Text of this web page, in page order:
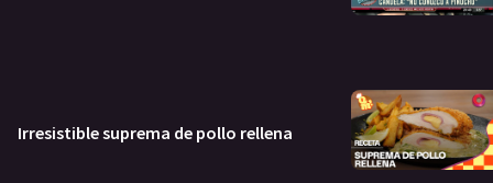
Irresistible suprema de pollo rellena